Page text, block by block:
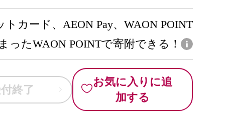
トカード、AEON Pay、WAON POINT
ったWAON POINTで寄附できる！
終了
お気に入りに追
加する